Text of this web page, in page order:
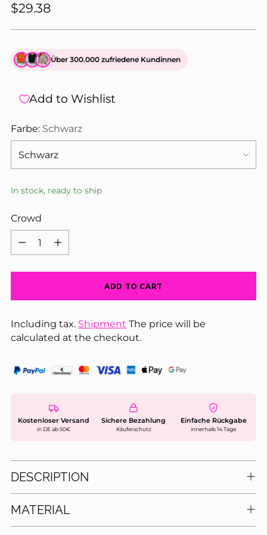
$29.38
Über 300.000 zufriedene Kundinnen
Add to Wishlist
Farbe: Schwarz
In stock, ready to ship
Crowd
ADD TO CART
Including tax. Shipment The price will be
calculated at the checkout.
Kostenloser Versand
in DE ab 50€
Sichere Bezahlung
Käuferschutz
Einfache Rückgabe
innerhalb 14 Tage
DESCRIPTION
MATERIAL